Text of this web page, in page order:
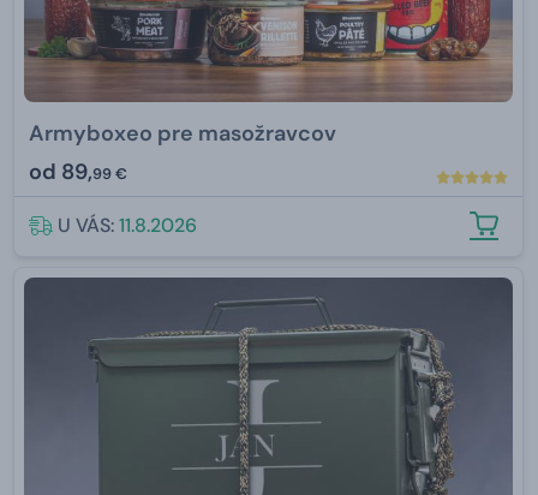
Armyboxeo pre masožravcov
od 89,99 €
U VÁS:11.8.2026